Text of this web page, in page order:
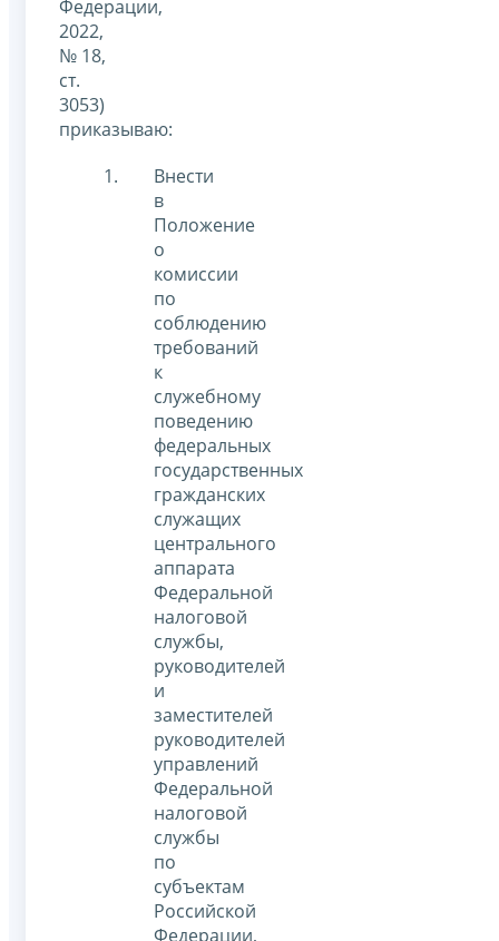
Федерации,
2022,
№ 18,
ст.
3053)
приказываю:
Внести
в
Положение
о
комиссии
по
соблюдению
требований
к
служебному
поведению
федеральных
государственных
гражданских
служащих
центрального
аппарата
Федеральной
налоговой
службы,
руководителей
и
заместителей
руководителей
управлений
Федеральной
налоговой
службы
по
субъектам
Российской
Федерации,